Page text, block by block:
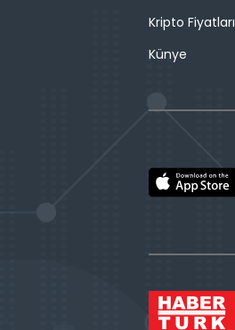
Kripto Fiyatları
Künye